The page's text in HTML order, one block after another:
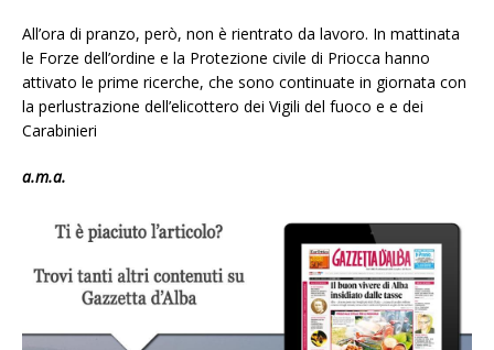
All’ora di pranzo, però, non è rientrato da lavoro. In mattinata
le Forze dell’ordine e la Protezione civile di Priocca hanno
attivato le prime ricerche, che sono continuate in giornata con
la perlustrazione dell’elicottero dei Vigili del fuoco e e dei
Carabinieri
a.m.a.